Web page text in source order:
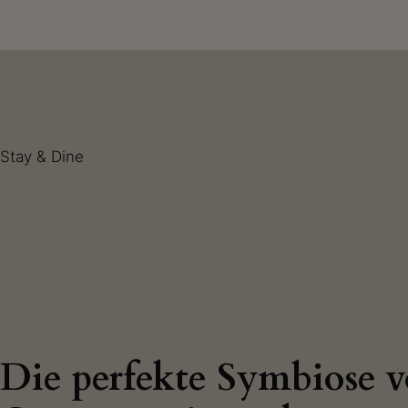
Stay & Dine
Die perfekte Symbiose